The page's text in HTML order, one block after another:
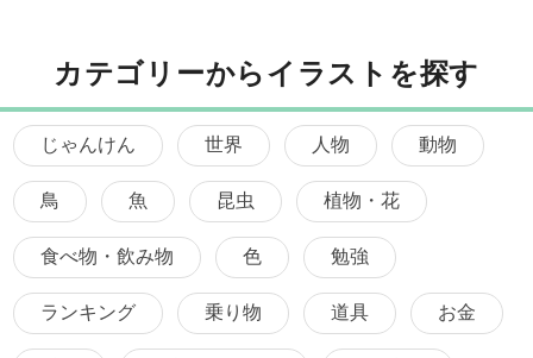
カテゴリーからイラストを探す
じゃんけん 世界 人物 動物
鳥 魚 昆虫 植物・花
食べ物・飲み物 色 勉強
ランキング 乗り物 道具 お金